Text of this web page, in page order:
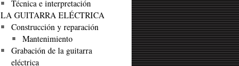
Técnica e interpretación
LA GUITARRA ELÉCTRICA
Construcción y reparación
Mantenimiento
Grabación de la guitarra
eléctrica